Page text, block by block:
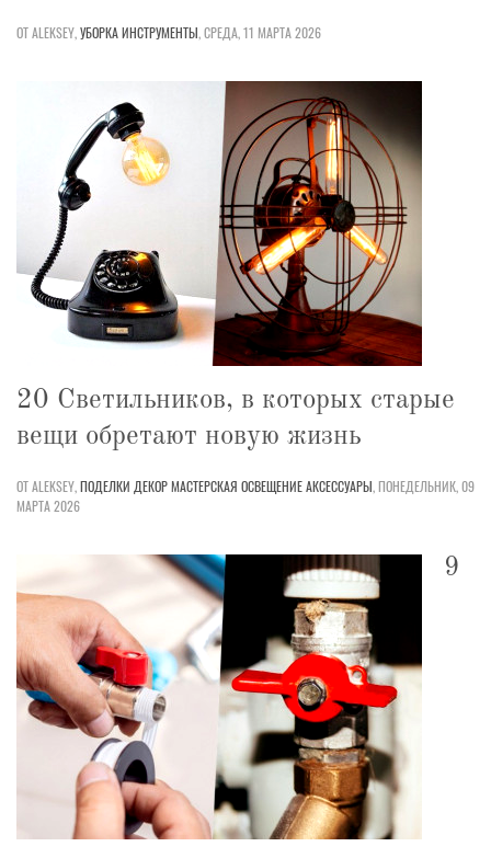
ОТ ALEKSEY,УБОРКАИНСТРУМЕНТЫ,СРЕДА, 11 МАРТА 2026
20 Светильников, в которых старые
вещи обретают новую жизнь
ОТ ALEKSEY,ПОДЕЛКИ ДЕКОРМАСТЕРСКАЯ ОСВЕЩЕНИЕАКСЕССУАРЫ,ПОНЕДЕЛЬНИК, 09
МАРТА 2026
9